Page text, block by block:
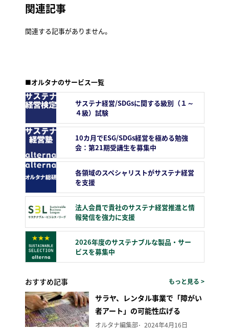
関連記事
関連する記事がありません。
■オルタナのサービス一覧
サステナ経営/SDGsに関する級別（１～
４級）試験
10カ月でESG/SDGs経営を極める勉強
会：第21期受講生を募集中
各領域のスペシャリストがサステナ経営
を支援
法人会員で貴社のサステナ経営推進と情
報発信を強力に支援
2026年度のサステナブルな製品・サー
ビスを募集中
おすすめ記事 もっと見る >
サラヤ、レンタル事業で「障がい
者アート」の可能性広げる
オルタナ編集部 2024年4月16日